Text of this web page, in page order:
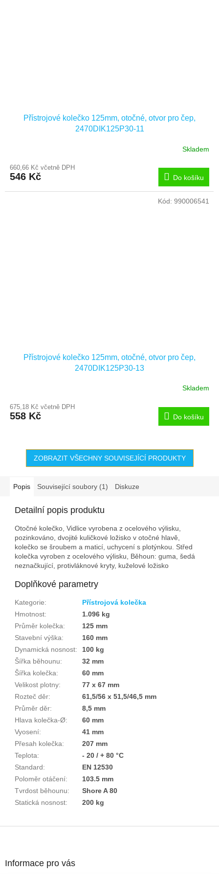
Přístrojové kolečko 125mm, otočné, otvor pro čep,
2470DIK125P30-11
Skladem
660,66 Kč včetně DPH
546 Kč Do košíku
Přístrojové kolečko 125mm, otočné, otvor pro čep,
2470DIK125P30-13
Skladem
675,18 Kč včetně DPH
558 Kč Do košíku
Kód: 990006541
ZOBRAZIT VŠECHNY SOUVISEJÍCÍ PRODUKTY
Popis Související soubory (1) Diskuze
Detailní popis produktu
Otočné kolečko, Vidlice vyrobena z ocelového výlisku,
pozinkováno, dvojité kuličkové ložisko v otočné hlavě,
kolečko se šroubem a maticí, uchycení s plotýnkou. Střed
kolečka vyroben z ocelového výlisku, Běhoun: guma, šedá
neznačkující, protivláknové kryty, kuželové ložisko
Doplňkové parametry
Kategorie:
Přístrojová kolečka
Hmotnost:
1.096 kg
Průměr kolečka:
125 mm
Stavební výška:
160 mm
Dynamická nosnost:
100 kg
Šířka běhounu:
32 mm
Šířka kolečka:
60 mm
Velikost plotny:
77 x 67 mm
Rozteč děr:
61,5/56 x 51,5/46,5 mm
Průměr děr:
8,5 mm
Hlava kolečka-Ø:
60 mm
Vyosení:
41 mm
Přesah kolečka:
207 mm
Teplota:
- 20 / + 80 °C
Standard:
EN 12530
Poloměr otáčení:
103.5 mm
Tvrdost běhounu:
Shore A 80
Statická nosnost: 200 kg
Informace pro vás